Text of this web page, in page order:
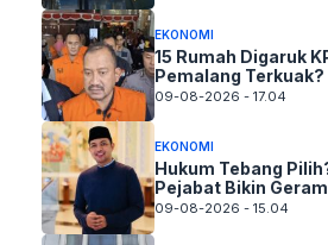
EKONOMI
15 Rumah Digaruk
Pemalang Terkuak?
09-08-2026 - 17.04
EKONOMI
Hukum Tebang
Pejabat Bikin
09-08-2026 - 15.04